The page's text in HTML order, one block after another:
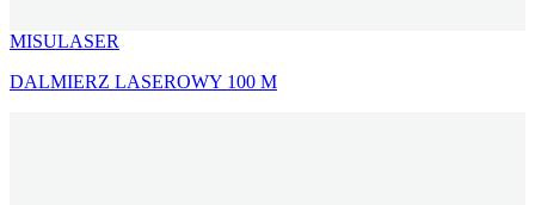
MISULASER
DALMIERZ LASEROWY 100 M